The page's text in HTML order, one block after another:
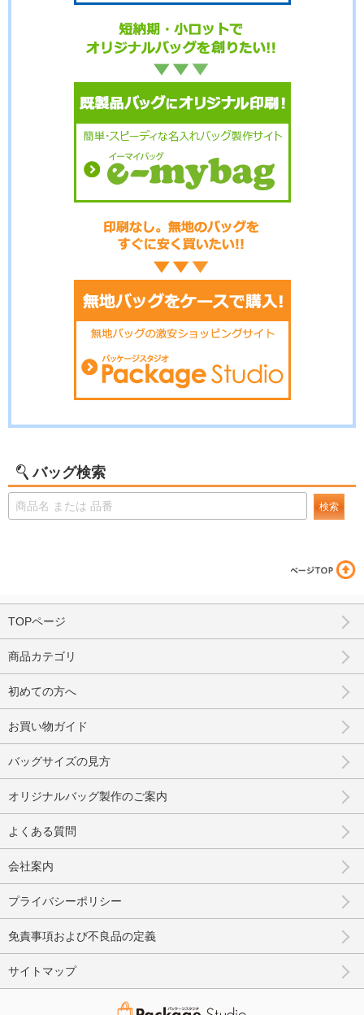
バッグ検索
検索
TOPページ
商品カテゴリ
初めての方へ
お買い物ガイド
バッグサイズの見方
オリジナルバッグ製作のご案内
よくある質問
会社案内
プライバシーポリシー
免責事項および不良品の定義
サイトマップ